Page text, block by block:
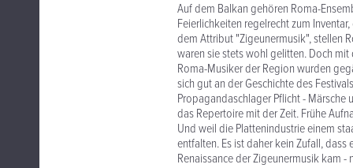
Auf dem Balkan gehören Roma-
Feierlichkeiten regelrecht zum
dem Attribut "Zigeunermusik", stellen
waren sie stets wohl gelitten. Doch
Roma-Musiker der Region wurden
sich gut an der Geschichte des
Propagandaschlager Pflicht -
das Repertoire mit der Zeit. Frühe
Und weil die Plattenindustrie einem
entfalten. Es ist daher kein Zufall,
Renaissance der Zigeunermusik kam